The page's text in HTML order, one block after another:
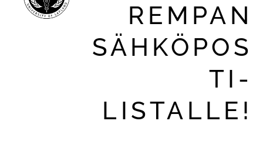
REMPAN
SÄHKÖPOS
TI-
LISTALLE!